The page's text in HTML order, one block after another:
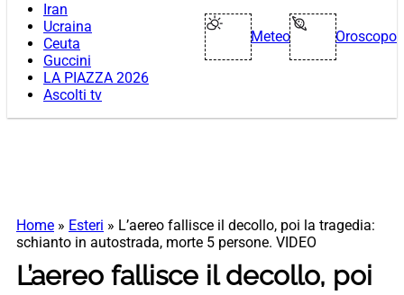
Iran
Ucraina
Ceuta
Guccini
LA PIAZZA 2026
Ascolti tv
Meteo Oroscopo
Home » Esteri » L’aereo fallisce il decollo, poi la tragedia:
schianto in autostrada, morte 5 persone. VIDEO
L’aereo fallisce il decollo, poi